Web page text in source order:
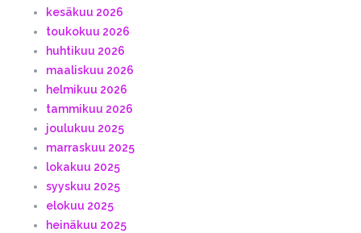
kesäkuu 2026
toukokuu 2026
huhtikuu 2026
maaliskuu 2026
helmikuu 2026
tammikuu 2026
joulukuu 2025
marraskuu 2025
lokakuu 2025
syyskuu 2025
elokuu 2025
heinäkuu 2025